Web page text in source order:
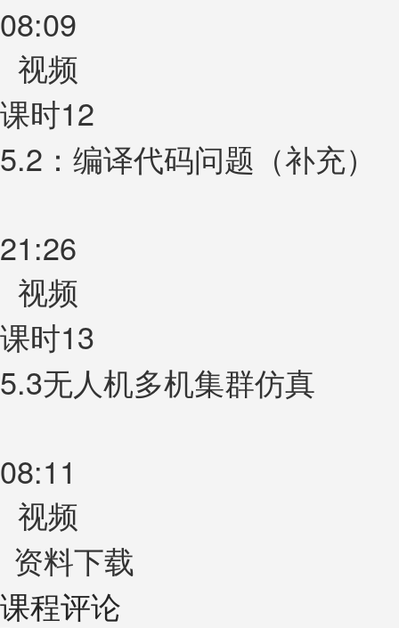
08:09
视频
课时12
5.2：编译代码问题（补充）
21:26
视频
课时13
5.3无人机多机集群仿真
08:11
视频
资料下载
课程评论